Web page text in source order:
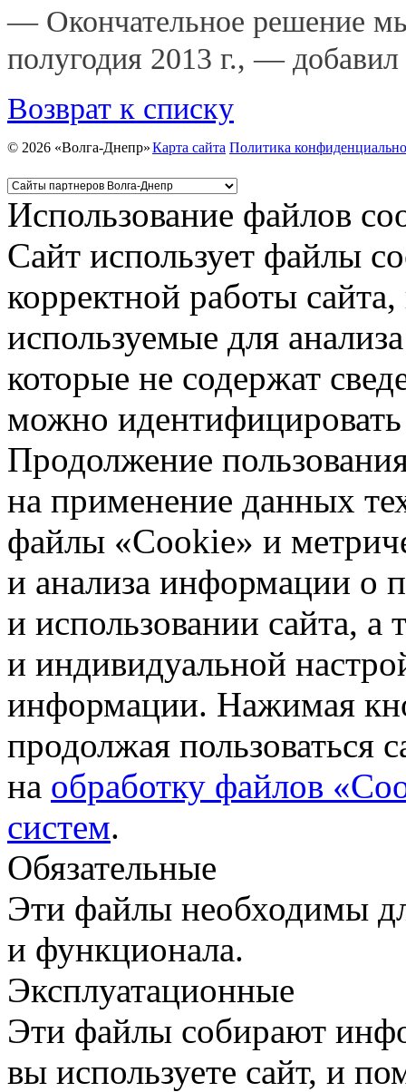
— Окончательное решение
полугодия 2013 г., —
Возврат к списку
© 2026 «Волга-Днепр»Карта сайта Политика
Использование файлов
Сайт использует файлы
корректной работы
используемые для
которые не содержат
можно идентифицировать
Продолжение
на применение данных
файлы «Cookie» и
и анализа информации о
и использовании сайта,
и индивидуальной
информации. Нажимая
продолжая пользоваться
на обработку файлов
систем.
Обязательные
Эти файлы необходимы
и функционала.
Эксплуатационные
Эти файлы собирают
вы используете сайт, и